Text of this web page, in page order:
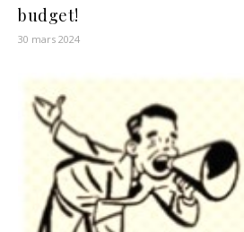
budget!
30 mars 2024